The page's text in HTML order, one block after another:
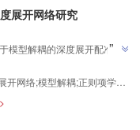
展开网络研究
模型解耦的深度展开配准网
解释性，在脑部医学图像配
术导航、疾病监测和多模态
决方案。
”
络;模型解耦;正则项学习;脑影像